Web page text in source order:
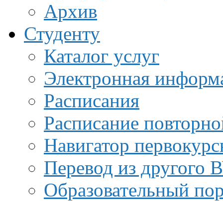
Архив
Студенту
Каталог услуг
Электронная
Расписания
Расписание
Навигатор
Перевод из другого
Образовательный